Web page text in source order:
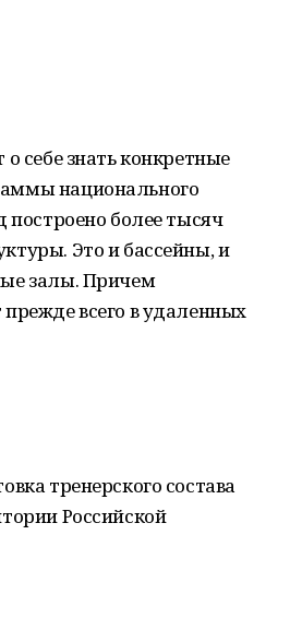
себе знать конкретные
национального
построено более тысяч
Это и бассейны, и
залы. Причем
прежде всего в удаленных
тренерского состава
Российской